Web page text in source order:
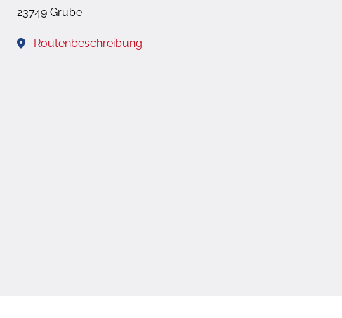
23749 Grube
Routenbeschreibung